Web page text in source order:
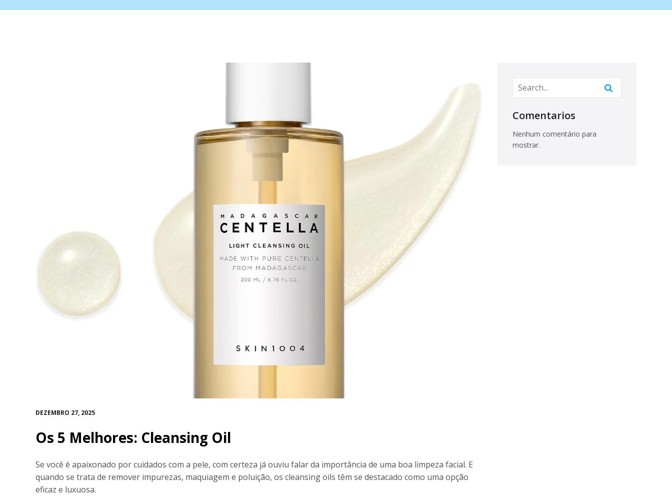
DEZEMBRO 27, 2025
Os 5 Melhores: Cleansing Oil
Se você é apaixonado por cuidados com a pele, com certeza já ouviu falar da importância de uma boa limpeza facial. E
quando se trata de remover impurezas, maquiagem e poluição, os cleansing oils têm se destacado como uma opção
eficaz e luxuosa.
Comentarios
Nenhum comentário para
mostrar.